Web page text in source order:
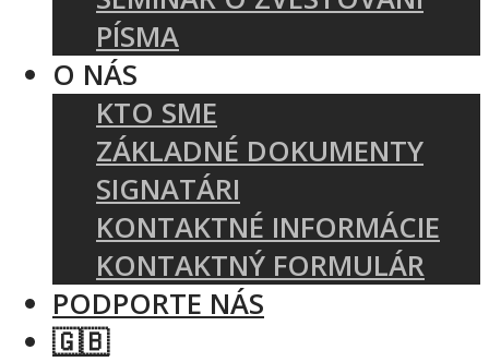
PÍSMA
O NÁS
KTO SME
ZÁKLADNÉ DOKUMENTY
SIGNATÁRI
KONTAKTNÉ INFORMÁCIE
KONTAKTNÝ FORMULÁR
PODPORTE NÁS
🇬🇧